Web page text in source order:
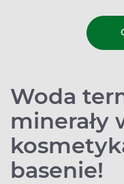
Woda
minerały
basenie!